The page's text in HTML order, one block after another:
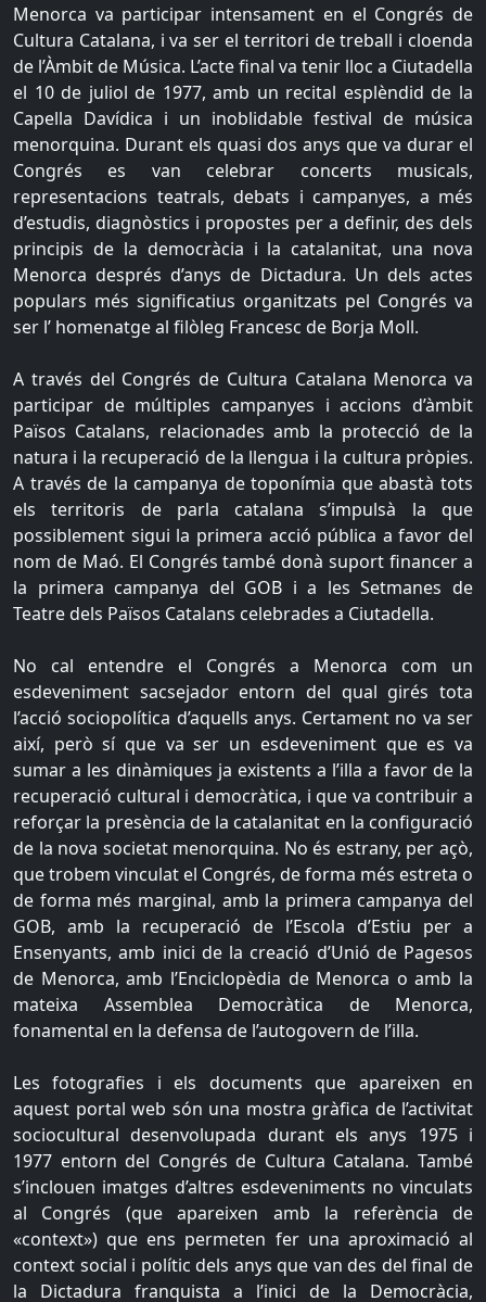
Menorca va participar intensament en el Congrés de
Cultura Catalana, i va ser el territori de treball i cloenda
de l’Àmbit de Música. L’acte final va tenir lloc a Ciutadella
el 10 de juliol de 1977, amb un recital esplèndid de la
Capella Davídica i un inoblidable festival de música
menorquina. Durant els quasi dos anys que va durar el
Congrés es van celebrar concerts musicals,
representacions teatrals, debats i campanyes, a més
d’estudis, diagnòstics i propostes per a definir, des dels
principis de la democràcia i la catalanitat, una nova
Menorca després d’anys de Dictadura. Un dels actes
populars més significatius organitzats pel Congrés va
ser l’ homenatge al filòleg Francesc de Borja Moll.
A través del Congrés de Cultura Catalana Menorca va
participar de múltiples campanyes i accions d’àmbit
Països Catalans, relacionades amb la protecció de la
natura i la recuperació de la llengua i la cultura pròpies.
A través de la campanya de toponímia que abastà tots
els territoris de parla catalana s’impulsà la que
possiblement sigui la primera acció pública a favor del
nom de Maó. El Congrés també donà suport financer a
la primera campanya del GOB i a les Setmanes de
Teatre dels Països Catalans celebrades a Ciutadella.
No cal entendre el Congrés a Menorca com un
esdeveniment sacsejador entorn del qual girés tota
l’acció sociopolítica d’aquells anys. Certament no va ser
així, però sí que va ser un esdeveniment que es va
sumar a les dinàmiques ja existents a l’illa a favor de la
recuperació cultural i democràtica, i que va contribuir a
reforçar la presència de la catalanitat en la configuració
de la nova societat menorquina. No és estrany, per açò,
que trobem vinculat el Congrés, de forma més estreta o
de forma més marginal, amb la primera campanya del
GOB, amb la recuperació de l’Escola d’Estiu per a
Ensenyants, amb inici de la creació d’Unió de Pagesos
de Menorca, amb l’Enciclopèdia de Menorca o amb la
mateixa Assemblea Democràtica de Menorca,
fonamental en la defensa de l’autogovern de l’illa.
Les fotografies i els documents que apareixen en
aquest portal web són una mostra gràfica de l’activitat
sociocultural desenvolupada durant els anys 1975 i
1977 entorn del Congrés de Cultura Catalana. També
s’inclouen imatges d’altres esdeveniments no vinculats
al Congrés (que apareixen amb la referència de
«context») que ens permeten fer una aproximació al
context social i polític dels anys que van des del final de
la Dictadura franquista a l’inici de la Democràcia,